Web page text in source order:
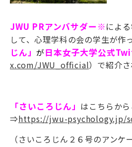
JWU PRアンバサダー ※によ
して、心理学科の会の学生が作
じん」が日本女子大学公式
x.com/JWU_official）で紹介さ
「さいころじん」 はこちらか
⇒https://jwu-psychology.jp/
（さいころじん２６号のアンケ